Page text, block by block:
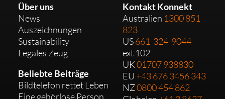
Über uns
News
Auszeichnungen
Sustainability
Legales Zeug
Beliebte Beiträge
Bildtelefon rettet Leben
Eine gehörlose Person
Kontakt Konnekt
Australien 1300 851
823
US661-324-9044
ext 102
UK01707 938830
EU +43 676 3456 343
NZ0800 454 862